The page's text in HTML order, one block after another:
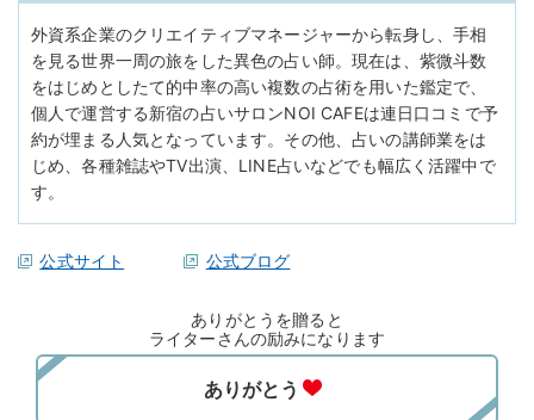
外資系企業のクリエイティブマネージャーから転身し、手相
を見る世界一周の旅をした異色の占い師。現在は、紫微斗数
をはじめとしたて的中率の高い複数の占術を用いた鑑定で、
個人で運営する新宿の占いサロンNOI CAFEは連日口コミで予
約が埋まる人気となっています。その他、占いの講師業をは
じめ、各種雑誌やTV出演、LINE占いなどでも幅広く活躍中で
す。
公式サイト 公式ブログ
ありがとうを贈ると
ライターさんの励みになります